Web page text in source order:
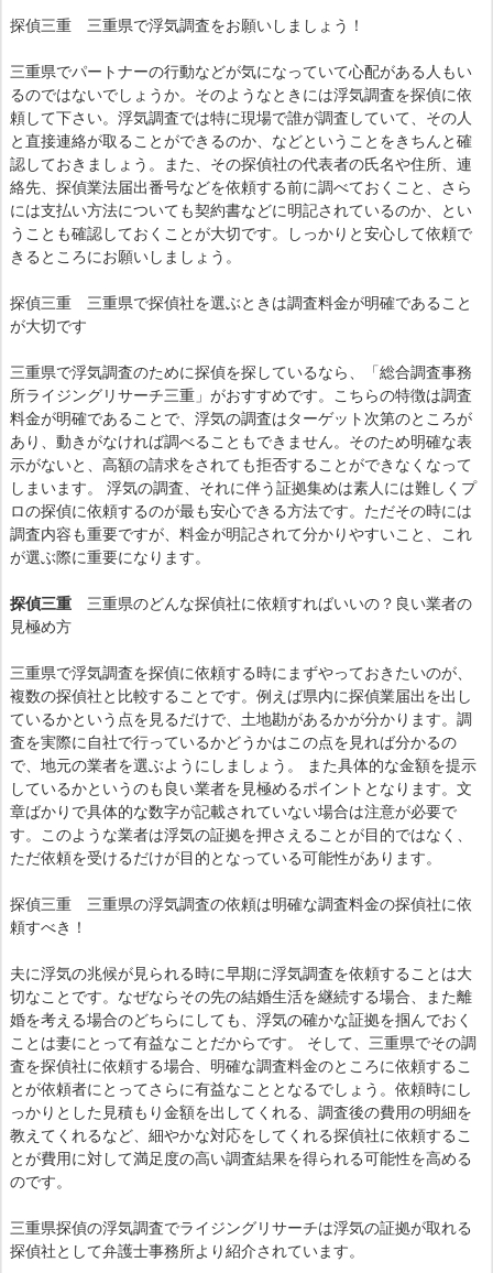
探偵三重 三重県で浮気調査をお願いしましょう！
三重県でパートナーの行動などが気になっていて心配がある人もい
るのではないでしょうか。そのようなときには浮気調査を探偵に依
頼して下さい。浮気調査では特に現場で誰が調査していて、その人
と直接連絡が取ることができるのか、などということをきちんと確
認しておきましょう。また、その探偵社の代表者の氏名や住所、連
絡先、探偵業法届出番号などを依頼する前に調べておくこと、さら
には支払い方法についても契約書などに明記されているのか、とい
うことも確認しておくことが大切です。しっかりと安心して依頼で
きるところにお願いしましょう。
探偵三重 三重県で探偵社を選ぶときは調査料金が明確であること
が大切です
三重県で浮気調査のために探偵を探しているなら、「総合調査事務
所ライジングリサーチ三重」がおすすめです。こちらの特徴は調査
料金が明確であることで、浮気の調査はターゲット次第のところが
あり、動きがなければ調べることもできません。そのため明確な表
示がないと、高額の請求をされても拒否することができなくなって
しまいます。 浮気の調査、それに伴う証拠集めは素人には難しくプ
ロの探偵に依頼するのが最も安心できる方法です。ただその時には
調査内容も重要ですが、料金が明記されて分かりやすいこと、これ
が選ぶ際に重要になります。
探偵三重 三重県のどんな探偵社に依頼すればいいの？良い業者の
見極め方
三重県で浮気調査を探偵に依頼する時にまずやっておきたいのが、
複数の探偵社と比較することです。例えば県内に探偵業届出を出し
ているかという点を見るだけで、土地勘があるかが分かります。調
査を実際に自社で行っているかどうかはこの点を見れば分かるの
で、地元の業者を選ぶようにしましょう。 また具体的な金額を提示
しているかというのも良い業者を見極めるポイントとなります。文
章ばかりで具体的な数字が記載されていない場合は注意が必要で
す。このような業者は浮気の証拠を押さえることが目的ではなく、
ただ依頼を受けるだけが目的となっている可能性があります。
探偵三重 三重県の浮気調査の依頼は明確な調査料金の探偵社に依
頼すべき！
夫に浮気の兆候が見られる時に早期に浮気調査を依頼することは大
切なことです。なぜならその先の結婚生活を継続する場合、また離
婚を考える場合のどちらにしても、浮気の確かな証拠を掴んでおく
ことは妻にとって有益なことだからです。 そして、三重県でその調
査を探偵社に依頼する場合、明確な調査料金のところに依頼するこ
とが依頼者にとってさらに有益なこととなるでしょう。依頼時にし
っかりとした見積もり金額を出してくれる、調査後の費用の明細を
教えてくれるなど、細やかな対応をしてくれる探偵社に依頼するこ
とが費用に対して満足度の高い調査結果を得られる可能性を高める
のです。
三重県探偵の浮気調査でライジングリサーチは浮気の証拠が取れる
探偵社として弁護士事務所より紹介されています。